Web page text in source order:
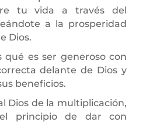
tu vida a través del
a la prosperidad
Dios.
qué es ser generoso con
delante de Dios y
beneficios.
Dios de la multiplicación,
principio de dar con